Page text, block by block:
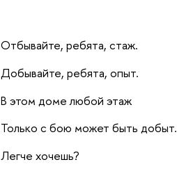
Отбывайте, ребята, стаж.
Добывайте, ребята, опыт.
В этом доме любой этаж
Только с бою может быть добыт.
Легче хочешь?